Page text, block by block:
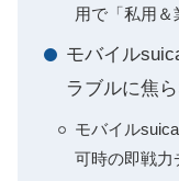
用で「私用
モバイル
ラブルに焦
モバイル
可時の即戦力